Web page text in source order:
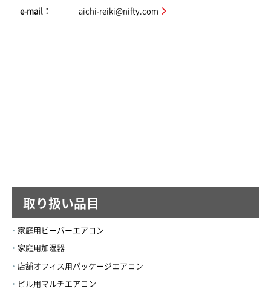
e-mail： aichi-reiki@nifty.com
取り扱い品目
家庭用ビーバーエアコン
家庭用加湿器
店舗オフィス用パッケージエアコン
ビル用マルチエアコン